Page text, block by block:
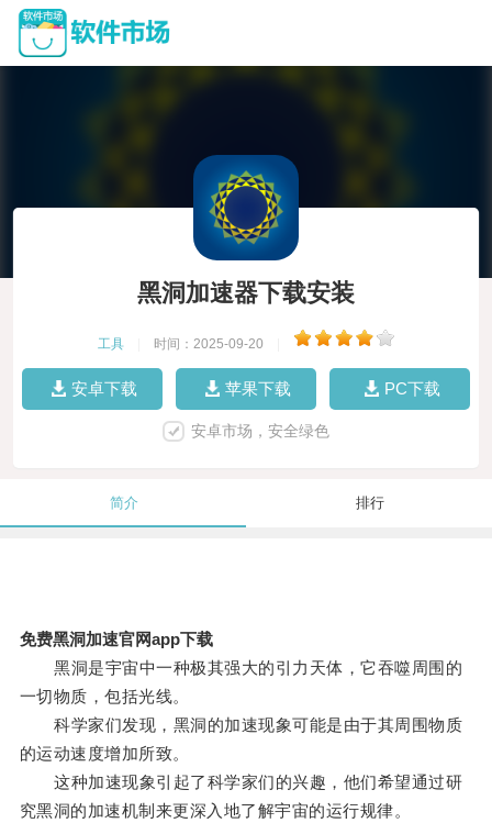
黑洞加速器下载安装
工具 时间：2025-09-20
安卓下载 苹果下载 PC下载
安卓市场，安全绿色
简介 排行
免费黑洞加速官网app下载
黑洞是宇宙中一种极其强大的引力天体，它吞噬周围的
一切物质，包括光线。
科学家们发现，黑洞的加速现象可能是由于其周围物质
的运动速度增加所致。
这种加速现象引起了科学家们的兴趣，他们希望通过研
究黑洞的加速机制来更深入地了解宇宙的运行规律。